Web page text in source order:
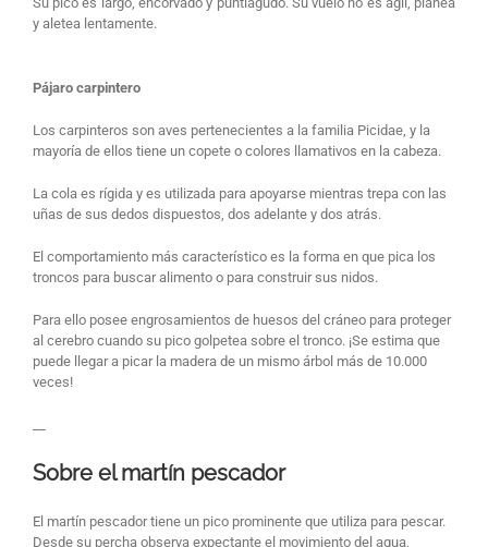
y aletea lentamente.
Pájaro carpintero
Los carpinteros son aves pertenecientes a la familia Picidae, y la
mayoría de ellos tiene un copete o colores llamativos en la cabeza.
La cola es rígida y es utilizada para apoyarse mientras trepa con las
uñas de sus dedos dispuestos, dos adelante y dos atrás.
El comportamiento más característico es la forma en que pica los
troncos para buscar alimento o para construir sus nidos.
Para ello posee engrosamientos de huesos del cráneo para proteger
al cerebro cuando su pico golpetea sobre el tronco. ¡Se estima que
puede llegar a picar la madera de un mismo árbol más de 10.000
veces!
Sobre el martín pescador
El martín pescador tiene un pico prominente que utiliza para pescar.
Desde su percha observa expectante el movimiento del agua,